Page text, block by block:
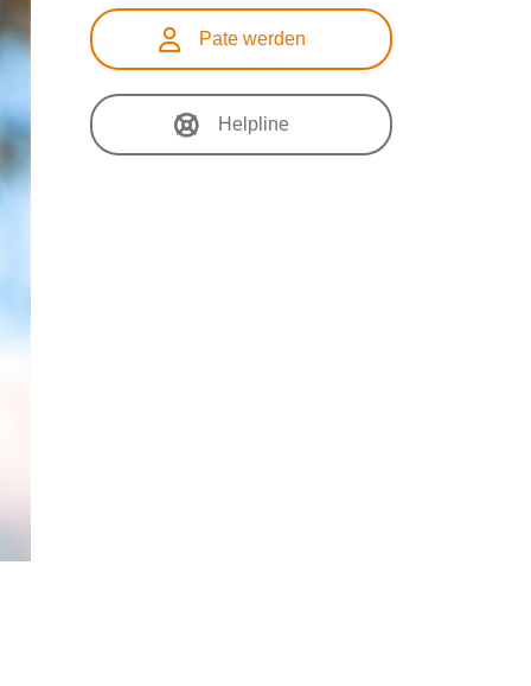
Pate werden
Helpline